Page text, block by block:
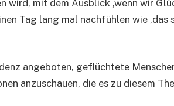
mit dem Ausblick ‚wenn wir
Tag lang mal nachfühlen wie ‚das
angeboten, geflüchtete
anzuschauen, die es zu diesem